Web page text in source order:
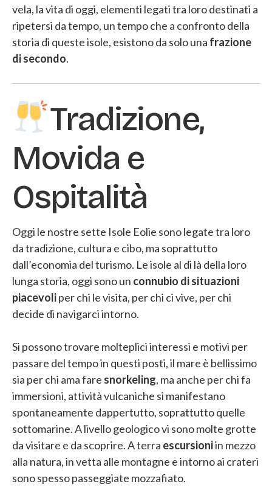
vela, la vita di oggi, elementi legati tra loro destinati a
ripetersi da tempo, un tempo che a confronto della
storia di queste isole, esistono da solo una frazione
di secondo.
Tradizione,
Movida e
Ospitalità
Oggi le nostre sette Isole Eolie sono legate tra loro
da tradizione, cultura e cibo, ma soprattutto
dall’economia del turismo. Le isole al di là della loro
lunga storia, oggi sono un connubio di situazioni
piacevoliper chi le visita, per chi ci vive, per chi
decide di navigarci intorno.
Si possono trovare molteplici interessi e motivi per
passare del tempo in questi posti, il mare è bellissimo
sia per chi ama fare snorkeling, ma anche per chi fa
immersioni, attività vulcaniche si manifestano
spontaneamente dappertutto, soprattutto quelle
sottomarine. A livello geologico vi sono molte grotte
da visitare e da scoprire. A terra escursioniin mezzo
alla natura, in vetta alle montagne e intorno ai crateri
sono spesso passeggiate mozzafiato.